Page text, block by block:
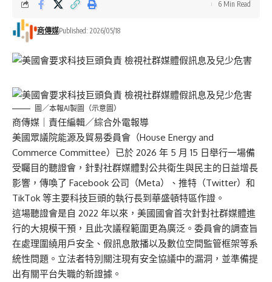
商傳媒Published: 2026/05/18
6 Min Read
圖／本報AI製圖（示意圖）
商傳媒 ｜責任編輯／綜合外電報導
美國眾議院能源及貿易委員會（House Energy and
Commerce Committee）已於 2026 年 5 月 15 日舉行一場備
受矚目的聽證會，針對社群媒體對公共衛生與民主的日益增長
影響，傳喚了 Facebook 公司（Meta）、推特（Twitter）和
TikTok 等主要科技巨頭的執行長到華盛頓特區作證。
這場聽證會是自 2022 年以來，美國國會首次針對社群媒體進
行的大規模干預，且此次議程範圍更為廣泛。委員會的調查旨
在處理圍繞用戶安全、假訊息散播以及數位空間監管框架等系
統性問題。立法者特別關注現有安全協議中的漏洞，並準備提
出有關平台失職的新證據。